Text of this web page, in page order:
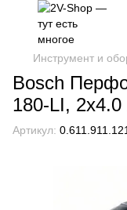
Инструмент и
Bosch
180-LI, 2x4.0
Артикул: 0.611.911.121